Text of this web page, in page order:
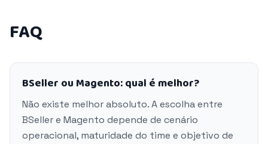
FAQ
BSeller ou Magento: qual é melhor?
Não existe melhor absoluto. A escolha entre
BSeller e Magento depende de cenário
operacional, maturidade do time e objetivo de